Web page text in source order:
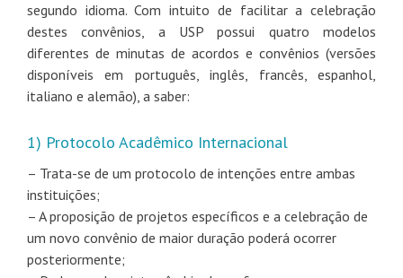
segundo idioma. Com intuito de facilitar a celebração
destes convênios, a USP possui quatro modelos
diferentes de minutas de acordos e convênios (versões
disponíveis em português, inglês, francês, espanhol,
italiano e alemão), a saber:
1) Protocolo Acadêmico Internacional
– Trata-se de um protocolo de intenções entre ambas
instituições;
– A proposição de projetos específicos e a celebração de
um novo convênio de maior duração poderá ocorrer
posteriormente;